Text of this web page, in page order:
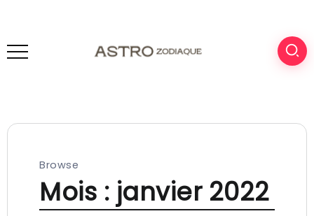
Browse
Mois : janvier 2022